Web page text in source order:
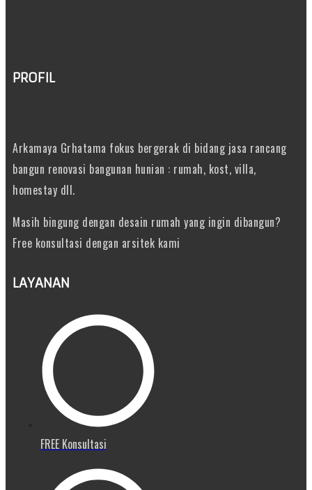
PROFIL
Arkamaya Grhatama fokus bergerak di bidang jasa rancang
bangun renovasi bangunan hunian : rumah, kost, villa,
homestay dll.
Masih bingung dengan desain rumah yang ingin dibangun?
Free konsultasi dengan arsitek kami
LAYANAN
FREE Konsultasi